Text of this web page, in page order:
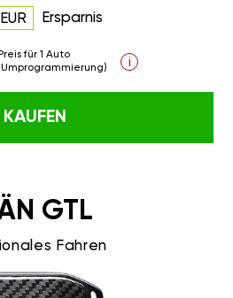
Ersparnis
Preis für 1 Auto
i
KAUFEN
GTL
Fahren